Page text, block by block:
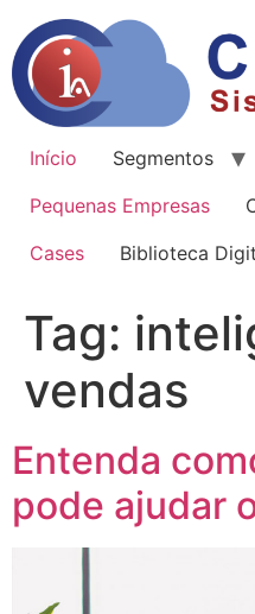
Início Segmentos
Pequenas Empresas
Cases
Biblioteca
Tag:
vendas
Entenda
pode ajudar